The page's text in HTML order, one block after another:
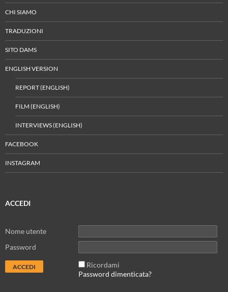
CHI SIAMO
TRADUZIONI
SITO DAMS
ENGLISH VERSION
REPORT (ENGLISH)
FILM (ENGLISH)
INTERVIEWS (ENGLISH)
FACEBOOK
INSTAGRAM
ACCEDI
Nome utente
Password
Ricordami
Password dimenticata?